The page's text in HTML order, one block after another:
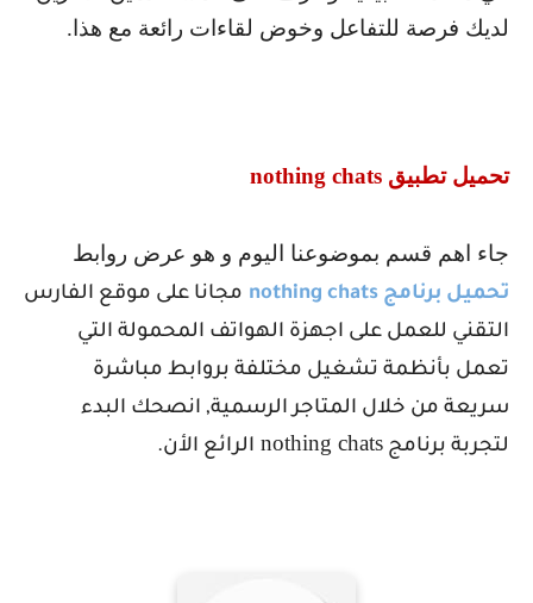
لديك فرصة للتفاعل وخوض لقاءات رائعة مع هذا.
تحميل تطبيق nothing chats
جاء اهم قسم بموضوعنا اليوم و هو عرض روابط
تحميل برنامج nothing chats مجانا على موقع الفارس
التقني للعمل على اجهزة الهواتف المحمولة التي
تعمل بأنظمة تشغيل مختلفة بروابط مباشرة
سريعة من خلال المتاجر الرسمية, انصحك البدء
لتجربة برنامج nothing chats الرائع الأن.